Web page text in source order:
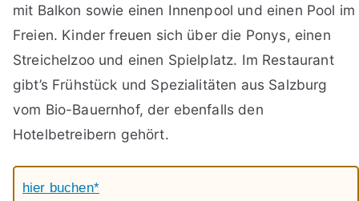
mit Balkon sowie einen Innenpool und einen Pool im
Freien. Kinder freuen sich über die Ponys, einen
Streichelzoo und einen Spielplatz. Im Restaurant
gibt’s Frühstück und Spezialitäten aus Salzburg
vom Bio-Bauernhof, der ebenfalls den
Hotelbetreibern gehört.
hier buchen*